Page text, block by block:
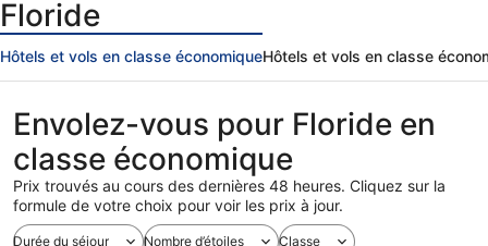
Floride
Hôtels et vols en classe économiqueHôtels et vols en classe
Envolez-vous pour Floride en
classe économique
Prix trouvés au cours des dernières 48 heures. Cliquez sur la
formule de votre choix pour voir les prix à jour.
Durée du séjour Nombre d’étoiles Classe